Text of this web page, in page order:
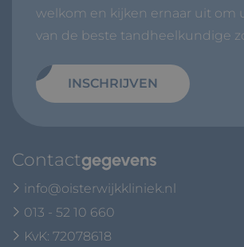
welkom en kijken ernaar uit om
van de beste tandheelkundige
INSCHRIJVEN
Contactgegevens
info@oisterwijkkliniek.nl
013 - 52 10 660
KvK: 72078618